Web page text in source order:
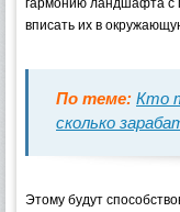
гармонию ландшафта с
вписать их в
По теме: Кто
сколько
Этому будут